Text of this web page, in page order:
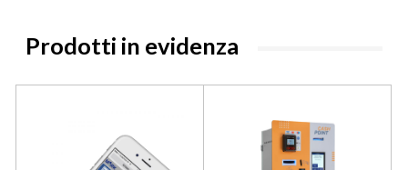
Prodotti in evidenza